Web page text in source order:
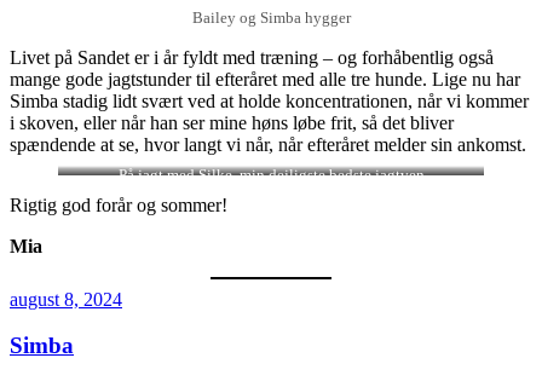
Bailey og Simba hygger
Livet på Sandet er i år fyldt med træning – og forhåbentlig også
mange gode jagtstunder til efteråret med alle tre hunde. Lige nu har
Simba stadig lidt svært ved at holde koncentrationen, når vi kommer
i skoven, eller når han ser mine høns løbe frit, så det bliver
spændende at se, hvor langt vi når, når efteråret melder sin ankomst.
På jagt med Silke, min dejligste bedste jagtven
Rigtig god forår og sommer!
Mia
Udgivet
august 8, 2024
Simba